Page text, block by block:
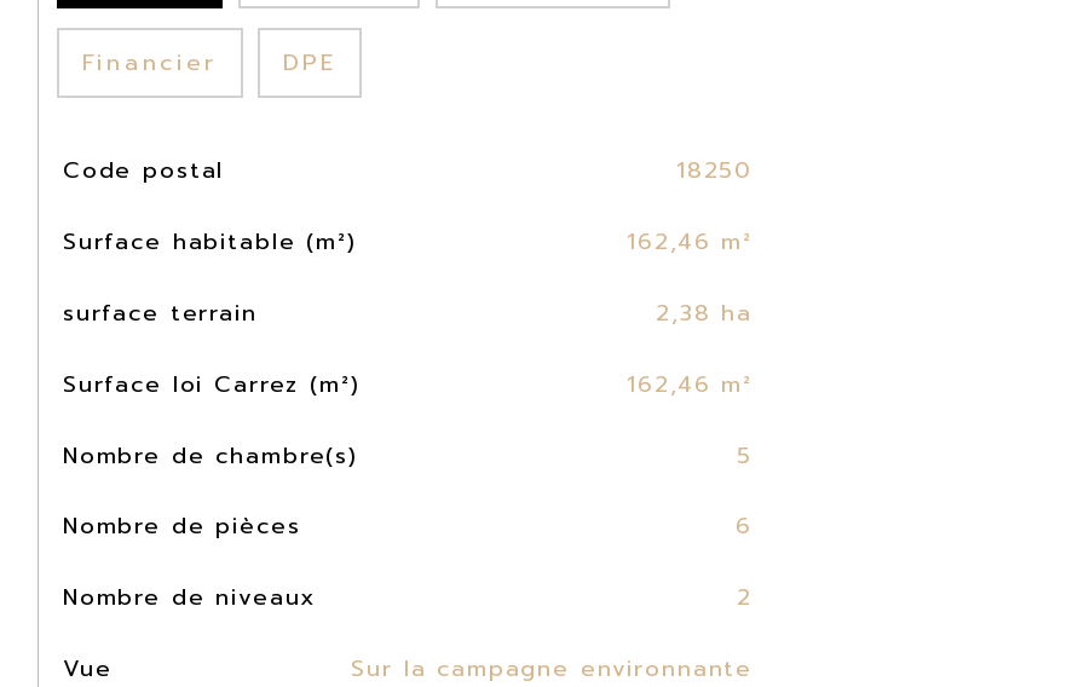
Financier DPE
TRAD_SIROCCO_Caracteristique
Code postal 18250
Surface habitable (m²) 162,46 m²
surface terrain 2,38 ha
Surface loi Carrez (m²) 162,46 m²
Nombre de chambre(s) 5
Nombre de pièces 6
Nombre de niveaux 2
Vue Sur la campagne environnante